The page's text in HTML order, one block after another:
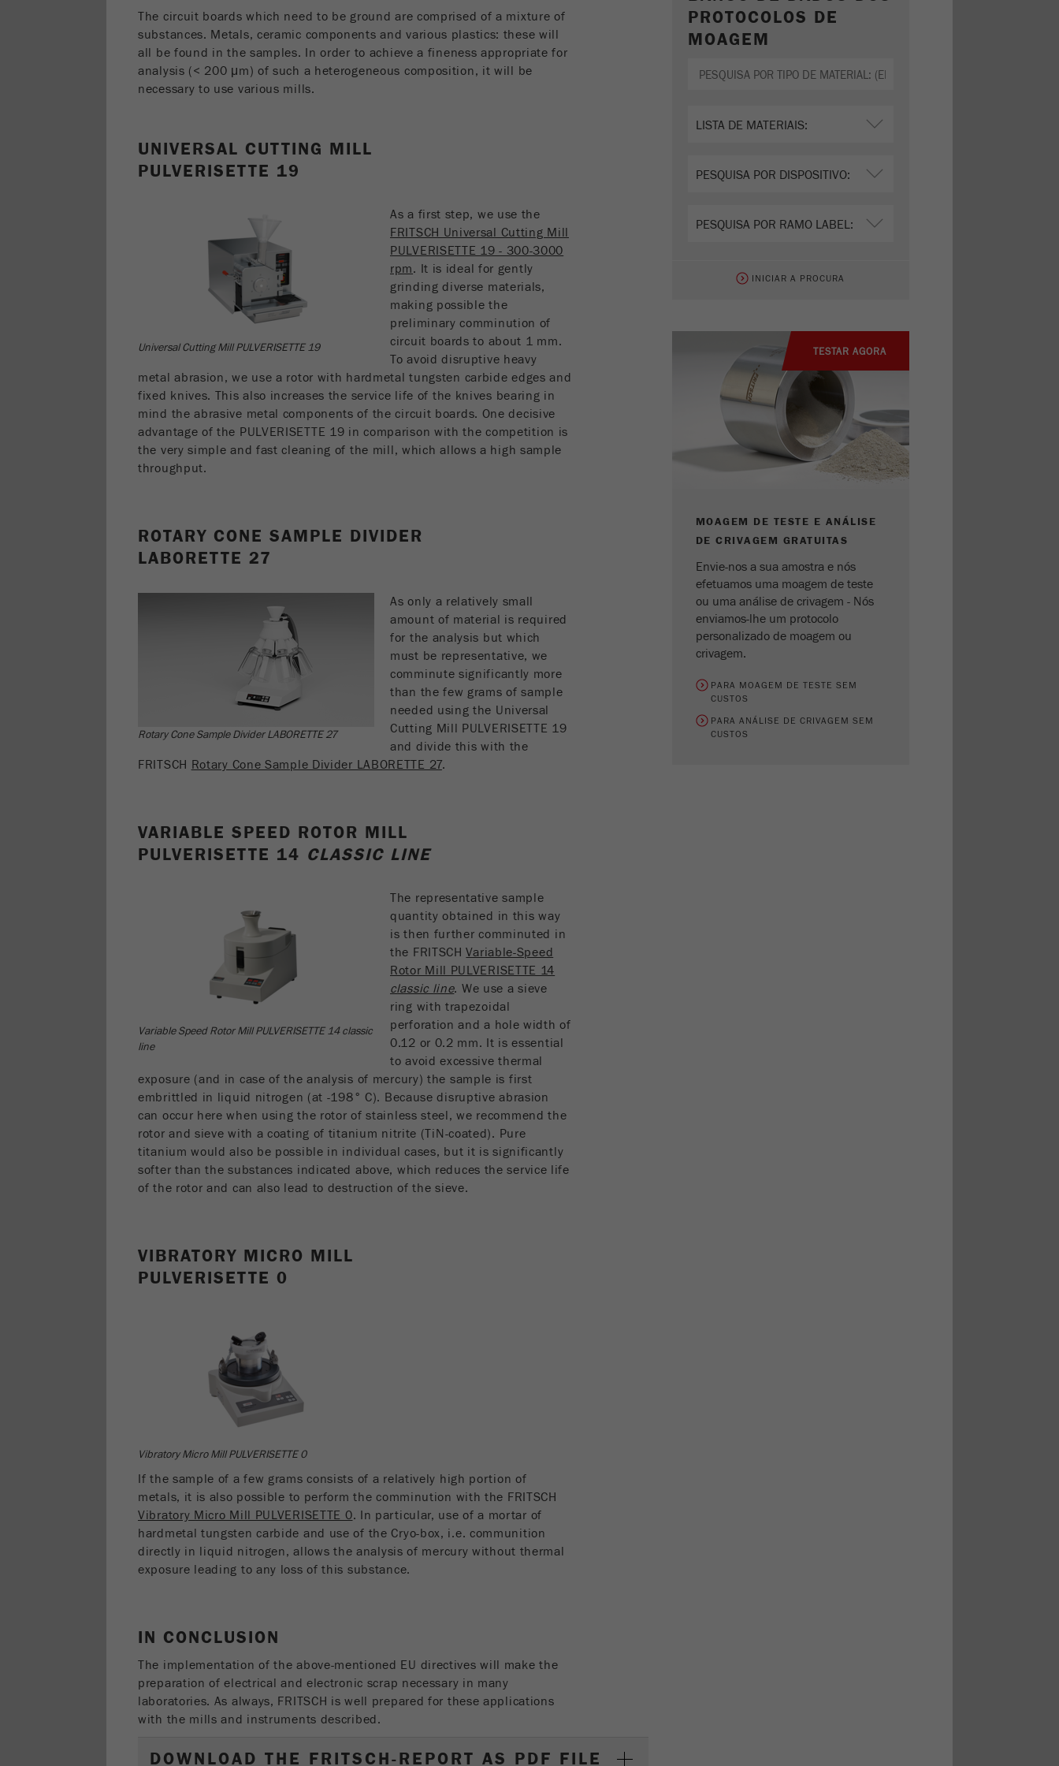
Objectivo
cookie também armazena se a origem do visitante da
última visita foi diferente da atual. Se nenhuma
informação sobre a fonte do visitante puder ser
determinada, o cookie não será alterado. Dessa
Nome _ga
Fornecedor gerenciador de tags do google
Regista um ID exclusivo usado para gerar estatísticas e
dados sobre como o visitante usa o site.
Ciclo de
vida cookie
2 anos
Nome _gid
Fornecedor google
Ciclo de vida
Nome _ym_d
Objectivo Contêm a data da 1ª visita a este website.
Ciclo de vida cookie 1 ano
Fornecedor
Ciclo de vida
Nome _ym_uid
Fornecedor Yandex
Objectivo Usado para identificar utilizadores do site.
Ciclo de vida cookie 1 ano
The circuit boards which need to be ground are comprised of a mixture of
substances. Metals, ceramic components and various plastics: these will
all be found in the samples. In order to achieve a fineness appropriate for
analysis (< 200 μm) of such a heterogeneous composition, it will be
necessary to use various mills.
UNIVERSAL CUTTING MILL
PULVERISETTE 19
Universal Cutting Mill PULVERISETTE 19
As a first step, we use the
FRITSCH Universal Cutting Mill
PULVERISETTE 19 - 300-3000
rpm. It is ideal for gently
grinding diverse materials,
making possible the
preliminary comminution of
circuit boards to about 1 mm.
To avoid disruptive heavy
metal abrasion, we use a rotor with hardmetal tungsten carbide edges and
fixed knives. This also increases the service life of the knives bearing in
mind the abrasive metal components of the circuit boards. One decisive
advantage of the PULVERISETTE 19 in comparison with the competition is
the very simple and fast cleaning of the mill, which allows a high sample
throughput.
ROTARY CONE SAMPLE DIVIDER
LABORETTE 27
Rotary Cone Sample Divider LABORETTE 27
As only a relatively small
amount of material is required
for the analysis but which
must be representative, we
comminute significantly more
than the few grams of sample
needed using the Universal
Cutting Mill PULVERISETTE 19
and divide this with the
FRITSCH Rotary Cone Sample Divider LABORETTE 27.
VARIABLE SPEED ROTOR MILL
PULVERISETTE 14 CLASSIC LINE
Variable Speed Rotor Mill PULVERISETTE 14 classic
line
The representative sample
quantity obtained in this way
is then further comminuted in
the FRITSCHVariable-Speed
Rotor Mill PULVERISETTE 14
classic line. We use a sieve
ring with trapezoidal
perforation and a hole width of
0.12 or 0.2 mm. It is essential
to avoid excessive thermal
exposure (and in case of the analysis of mercury) the sample is first
embrittled in liquid nitrogen (at -198° C). Because disruptive abrasion
can occur here when using the rotor of stainless steel, we recommend the
rotor and sieve with a coating of titanium nitrite (TiN-coated). Pure
titanium would also be possible in individual cases, but it is significantly
softer than the substances indicated above, which reduces the service life
of the rotor and can also lead to destruction of the sieve.
VIBRATORY MICRO MILL
PULVERISETTE 0
Vibratory Micro Mill PULVERISETTE 0
If the sample of a few grams consists of a relatively high portion of
metals, it is also possible to perform the comminution with the FRITSCH
Vibratory Micro Mill PULVERISETTE 0. In particular, use of a mortar of
hardmetal tungsten carbide and use of the Cryo-box, i.e. communition
directly in liquid nitrogen, allows the analysis of mercury without thermal
exposure leading to any loss of this substance.
IN CONCLUSION
The implementation of the above-mentioned EU directives will make the
preparation of electrical and electronic scrap necessary in many
laboratories. As always, FRITSCH is well prepared for these applications
with the mills and instruments described.
DOWNLOAD THE FRITSCH-REPORT AS PDF FILE
PROTOCOLOS DE
MOAGEM
INICIAR A PROCURA
TESTAR AGORA
MOAGEM DE TESTE E ANÁLISE
DE CRIVAGEM GRATUITAS
Envie-nos a sua amostra e nós
efetuamos uma moagem de teste
ou uma análise de crivagem - Nós
enviamos-lhe um protocolo
personalizado de moagem ou
crivagem.
PARA MOAGEM DE TESTE SEM
CUSTOS
PARA ANÁLISE DE CRIVAGEM SEM
CUSTOS